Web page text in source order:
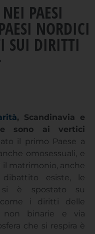
PAESI
NORDICI
SUI DIRITTI
, Scandinavia e
sono ai vertici
il primo Paese a
omosessuali, e
matrimonio, anche
esiste, le
si è spostato su
i diritti delle
non binarie e via
che si respira è